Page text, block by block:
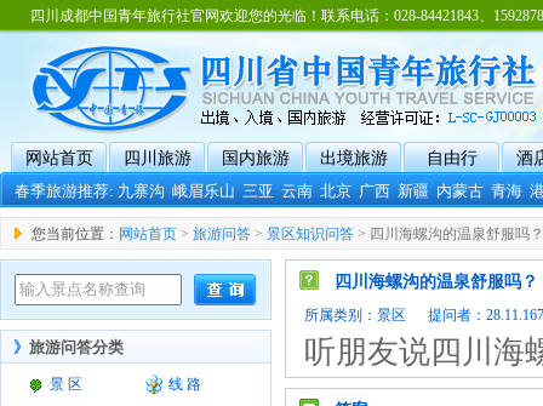
四川成都中国青年旅行社官网欢迎您的光临！联系电话：028-84421843、
网站首页 四川旅游 国内旅游 出境旅游 自由行
酒
春季旅游推荐:九寨沟 峨眉乐山 三亚 云南 北京 广西 新疆 内蒙古 青海
您当前位置： 网站首页 > 旅游问答 > 景区知识问答 > 四川海螺沟的温泉舒服吗？
》 旅游问答分类
景 区
线 路
四川海螺沟的温泉舒服吗？
所属类别： 景区 提问者：
听朋友说四川海